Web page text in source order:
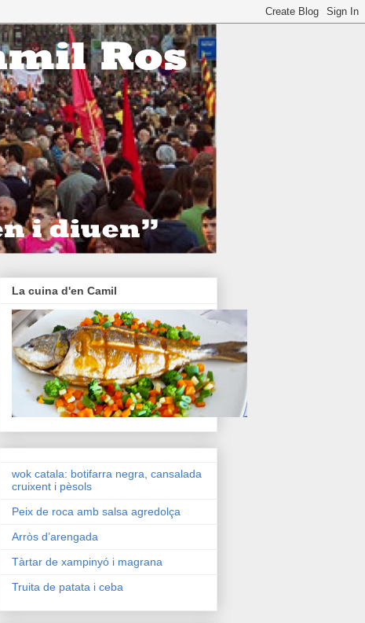
La cuina d'en Camil
wok catala: botifarra negra, cansalada
cruixent i pèsols
Peix de roca amb salsa agredolça
Arròs d’arengada
Tàrtar de xampinyó i magrana
Truita de patata i ceba